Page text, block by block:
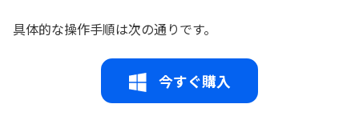
具体的な操作手順は次の通りです。
今すぐ購入